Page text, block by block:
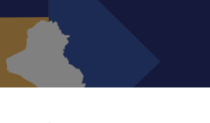
تموز 2017